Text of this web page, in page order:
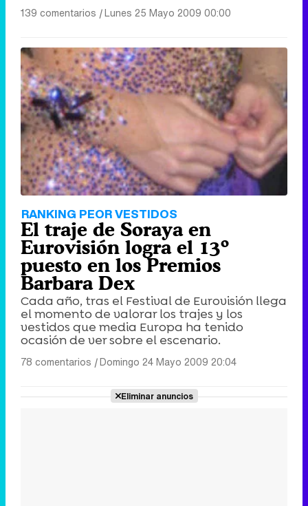
139 comentarios |Lunes 25 Mayo 2009 00:00
RANKING PEOR VESTIDOS
El traje de Soraya en
Eurovisión logra el 13º
puesto en los Premios
Barbara Dex
Cada año, tras el Festival de Eurovisión llega
el momento de valorar los trajes y los
vestidos que media Europa ha tenido
ocasión de ver sobre el escenario.
78 comentarios |Domingo 24 Mayo 2009 20:04
Eliminar anuncios